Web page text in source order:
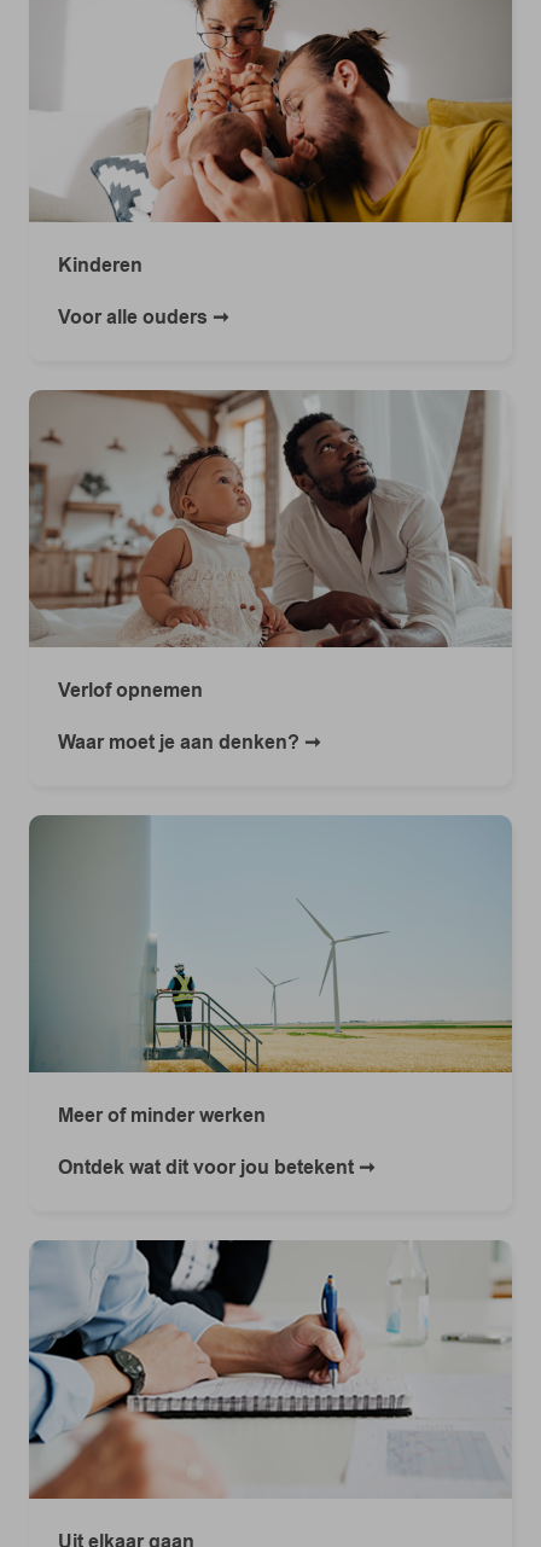
Kinderen
Voor alle ouders
Verlof opnemen
Waar moet je aan denken?
Meer of minder werken
Ontdek wat dit voor jou betekent
Uit elkaar gaan